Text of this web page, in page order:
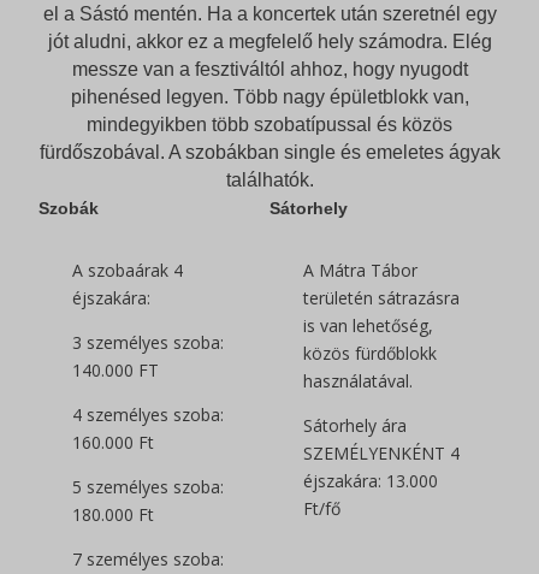
el a Sástó mentén. Ha a koncertek után szeretnél egy
jót aludni, akkor ez a megfelelő hely számodra. Elég
messze van a fesztiváltól ahhoz, hogy nyugodt
pihenésed legyen. Több nagy épületblokk van,
mindegyikben több szobatípussal és közös
fürdőszobával. A szobákban single és emeletes ágyak
találhatók.
Szobák
A szobaárak 4
éjszakára:
3 személyes szoba:
140.000 FT
4 személyes szoba:
160.000 Ft
5 személyes szoba:
180.000 Ft
7 személyes szoba:
Sátorhely
A Mátra Tábor
területén sátrazásra
is van lehetőség,
közös fürdőblokk
használatával.
Sátorhely ára
SZEMÉLYENKÉNT 4
éjszakára: 13.000
Ft/fő